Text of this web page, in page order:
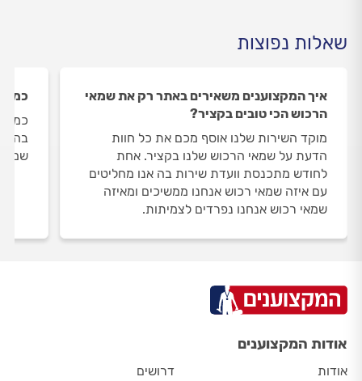
שאלות נפוצות
איך המקצוענים משאירים באתר רק את שמאי
הרכוש הכי טובים בקציר?
מוקד השירות שלנו אוסף מכם את כל חוות
הדעת על שמאי הרכוש שלנו בקציר. אחת
לחודש מתכנסת וועדת שירות בה אנו מחליטים
עם איזה שמאי רכוש אנחנו ממשיכים ומאיזה
שמאי רכוש אנחנו נפרדים לצמיתות.
כמה
אודות המקצוענים
אודות
דרושים